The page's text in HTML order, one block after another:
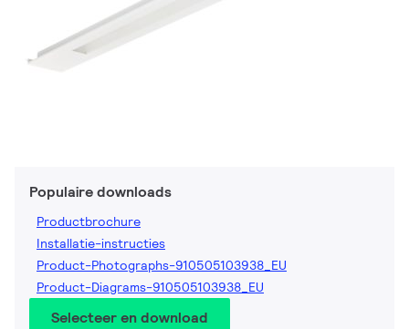
Populaire downloads
Productbrochure
Installatie-instructies
Product-Photographs-910505103938_EU
Product-Diagrams-910505103938_EU
Selecteer en download